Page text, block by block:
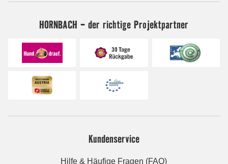
HORNBACH - der richtige Projektpartner
Kundenservice
Hilfe & Häufige Fragen (FAQ)